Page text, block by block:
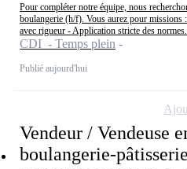
Pour compléter notre équipe, nous
boulangerie (h/f). Vous aurez pour missions
avec rigueur - Application stricte des
CDI - Temps plein
Publié aujourd'hui
Vendeur / Vendeuse
boulangerie-